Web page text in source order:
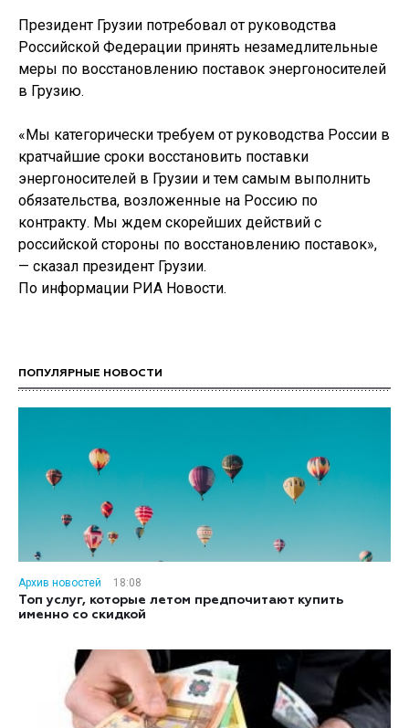
Президент Грузии потребовал от руководства
Российской Федерации принять незамедлительные
меры по восстановлению поставок энергоносителей
в Грузию.
«Мы категорически требуем от руководства России в
кратчайшие сроки восстановить поставки
энергоносителей в Грузии и тем самым выполнить
обязательства, возложенные на Россию по
контракту. Мы ждем скорейших действий с
российской стороны по восстановлению поставок»,
— сказал президент Грузии.
По информации РИА Новости.
ПОПУЛЯРНЫЕ НОВОСТИ
Архив новостей
18:08
Топ услуг, которые летом предпочитают купить
именно со скидкой